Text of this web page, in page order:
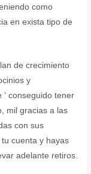
como
en exista tipo de
de crecimiento
y
conseguido tener
mil gracias a las
con sus
cuenta y hayas
adelante retiros.